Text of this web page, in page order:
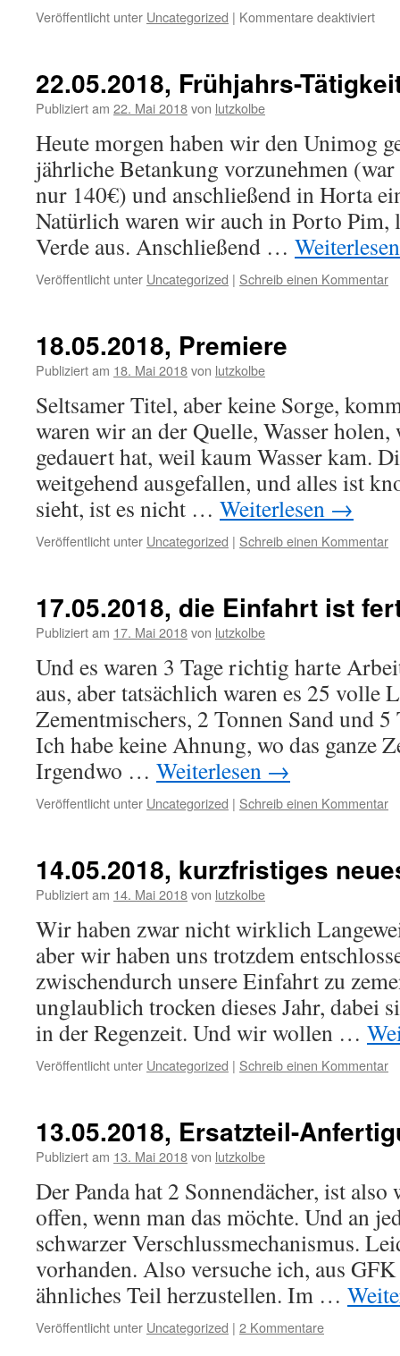
Veröffentlicht unter Uncategorized | Kommentare deaktiviertfür
fährt
22.05.2018, Frühjahrs-
Publiziert am 22. Mai 2018von lutzkolbe
Heute morgen haben wir den Unimog
jährliche Betankung vorzunehmen
nur 140€) und anschließend in Horta
Natürlich waren wir auch in Porto Pim,
Verde aus. Anschließend …
Veröffentlicht unter Uncategorized | Schreib einen Kommentar
18.05.2018, Premiere
Publiziert am 18. Mai 2018von lutzkolbe
Seltsamer Titel, aber keine Sorge,
waren wir an der Quelle, Wasser holen,
gedauert hat, weil kaum Wasser kam.
weitgehend ausgefallen, und alles ist
sieht, ist es nicht … Weiterlesen →
Veröffentlicht unter Uncategorized | Schreib einen Kommentar
17.05.2018, die Einfahrt ist
Publiziert am 17. Mai 2018von lutzkolbe
Und es waren 3 Tage richtig harte
aus, aber tatsächlich waren es 25 volle
Zementmischers, 2 Tonnen Sand und
Ich habe keine Ahnung, wo das ganze
Irgendwo … Weiterlesen →
Veröffentlicht unter Uncategorized | Schreib einen Kommentar
14.05.2018, kurzfristiges
Publiziert am 14. Mai 2018von lutzkolbe
Wir haben zwar nicht wirklich
aber wir haben uns trotzdem
zwischendurch unsere Einfahrt zu
unglaublich trocken dieses Jahr, dabei
in der Regenzeit. Und wir wollen …
Veröffentlicht unter Uncategorized | Schreib einen Kommentar
13.05.2018, Ersatzteil-
Publiziert am 13. Mai 2018von lutzkolbe
Der Panda hat 2 Sonnendächer, ist
offen, wenn man das möchte. Und an
schwarzer Verschlussmechanismus.
vorhanden. Also versuche ich, aus
ähnliches Teil herzustellen. Im …
Veröffentlicht unter Uncategorized | 2 Kommentare